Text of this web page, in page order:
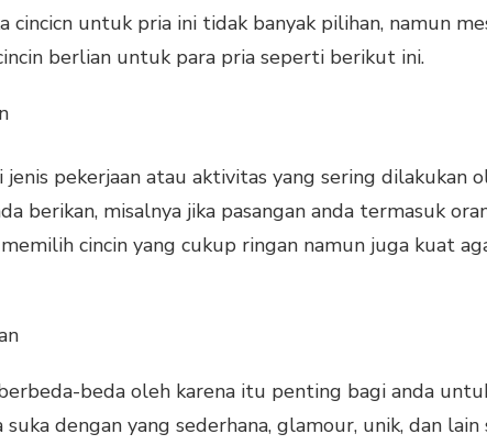
cincicn untuk pria ini tidak banyak pilihan, namun
berlian untuk para pria seperti berikut ini.
pekerjaan atau aktivitas yang sering dilakukan
berikan, misalnya jika pasangan anda termasuk
cincin yang cukup ringan namun juga kuat
beda oleh karena itu penting bagi anda
dengan yang sederhana, glamour, unik, dan lain